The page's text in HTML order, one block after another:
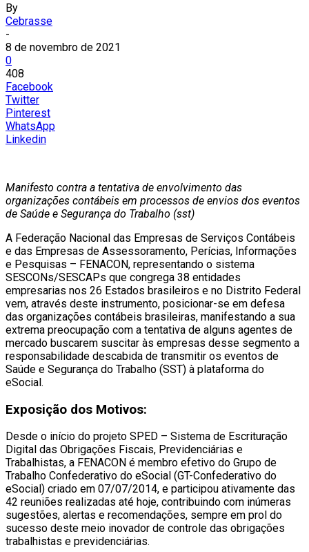
By
Cebrasse
-
8 de novembro de 2021
0
408
Facebook
Twitter
Pinterest
WhatsApp
Linkedin
Manifesto contra a tentativa de envolvimento das
organizações contábeis em processos de envios dos eventos
de Saúde e Segurança do Trabalho (sst)
A Federação Nacional das Empresas de Serviços Contábeis
e das Empresas de Assessoramento, Perícias, Informações
e Pesquisas – FENACON, representando o sistema
SESCONs/SESCAPs que congrega 38 entidades
empresarias nos 26 Estados brasileiros e no Distrito Federal
vem, através deste instrumento, posicionar-se em defesa
das organizações contábeis brasileiras, manifestando a sua
extrema preocupação com a tentativa de alguns agentes de
mercado buscarem suscitar às empresas desse segmento a
responsabilidade descabida de transmitir os eventos de
Saúde e Segurança do Trabalho (SST) à plataforma do
eSocial.
Exposição dos Motivos:
Desde o início do projeto SPED – Sistema de Escrituração
Digital das Obrigações Fiscais, Previdenciárias e
Trabalhistas, a FENACON é membro efetivo do Grupo de
Trabalho Confederativo do eSocial (GT-Confederativo do
eSocial) criado em 07/07/2014, e participou ativamente das
42 reuniões realizadas até hoje, contribuindo com inúmeras
sugestões, alertas e recomendações, sempre em prol do
sucesso deste meio inovador de controle das obrigações
trabalhistas e previdenciárias.